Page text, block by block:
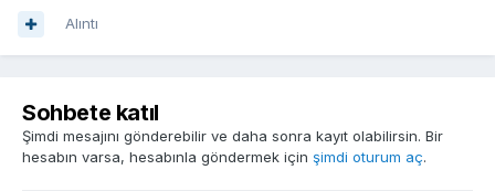
Alıntı
Sohbete katıl
Şimdi mesajını gönderebilir ve daha sonra kayıt olabilirsin. Bir
hesabın varsa, hesabınla göndermek için şimdi oturum aç.